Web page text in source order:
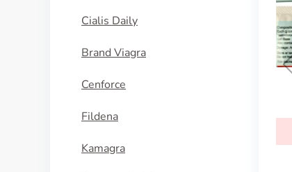
Cialis Daily
Brand Viagra
Cenforce
Fildena
Kamagra